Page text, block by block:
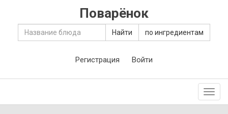
Поварёнок
Найти по ингредиентам
Регистрация Войти